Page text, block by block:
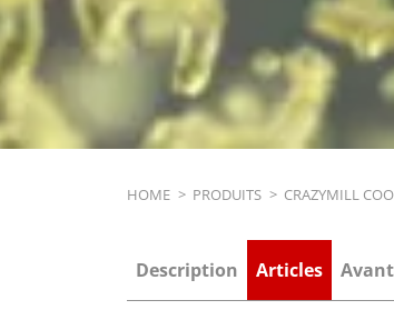
Breadcrumb
HOME > PRODUITS > CRAZYMILL
Description Articles